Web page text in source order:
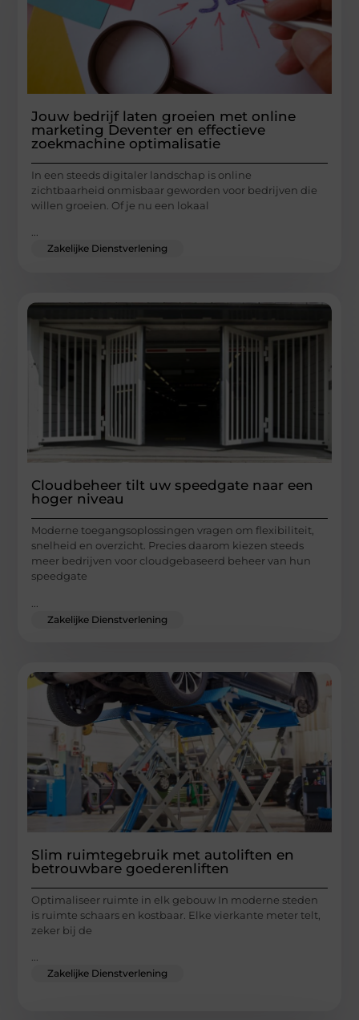
Jouw bedrijf laten groeien met online
marketing Deventer en effectieve
zoekmachine optimalisatie
In een steeds digitaler landschap is online
zichtbaarheid onmisbaar geworden voor bedrijven die
willen groeien. Of je nu een lokaal
Zakelijke Dienstverlening
Cloudbeheer tilt uw speedgate naar een
hoger niveau
Moderne toegangsoplossingen vragen om flexibiliteit,
snelheid en overzicht. Precies daarom kiezen steeds
meer bedrijven voor cloudgebaseerd beheer van hun
speedgate
Zakelijke Dienstverlening
Slim ruimtegebruik met autoliften en
betrouwbare goederenliften
Optimaliseer ruimte in elk gebouw In moderne steden
is ruimte schaars en kostbaar. Elke vierkante meter telt,
zeker bij de
Zakelijke Dienstverlening